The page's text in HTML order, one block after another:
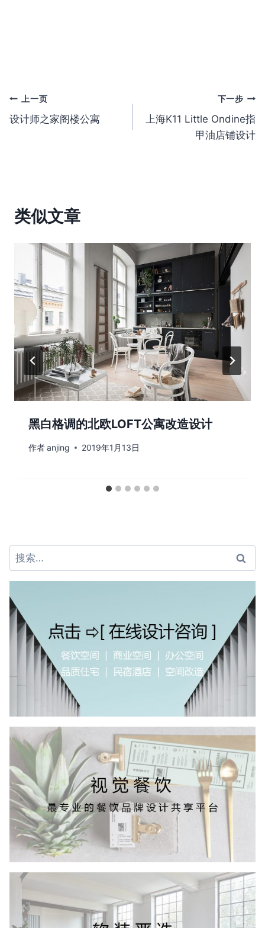
文
章
上一页
设计师之家阁楼公寓
下一步
上海K11 Little Ondine指
甲油店铺设计
类似文章
黑白格调的北欧LOFT公寓改造设计
作者anjing 2019年1月13日
搜
索：